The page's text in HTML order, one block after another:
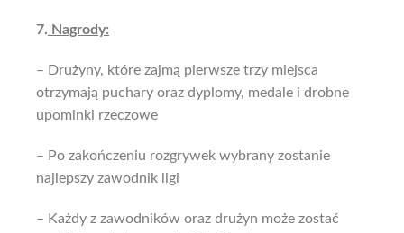
7. Nagrody:
– Drużyny, które zajmą pierwsze trzy miejsca
otrzymają puchary oraz dyplomy, medale i drobne
upominki rzeczowe
– Po zakończeniu rozgrywek wybrany zostanie
najlepszy zawodnik ligi
– Każdy z zawodników oraz drużyn może zostać